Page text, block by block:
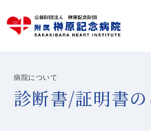
病院について
診断書/証明書